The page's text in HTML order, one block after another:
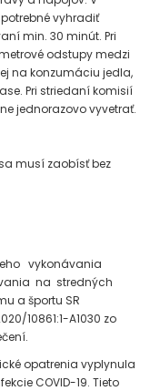
vyhradiť
min. 30 minút. Pri
odstupy medzi
na konzumáciu jedla,
Pri striedaní komisií
jednorazovo vyvetrať.
musí zaobísť bez
vykonávania
na stredných
a športu SR
10861:1-A1030 zo
opatrenia vyplynula
COVID-19. Tieto